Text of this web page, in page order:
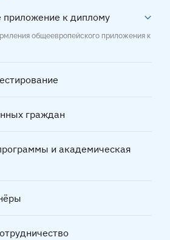
к диплому
общеевропейского приложения к
граждан
и академическая